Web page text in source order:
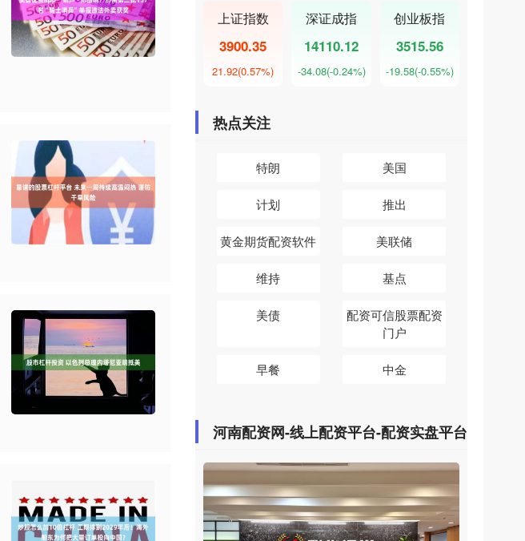
上证指数
3900.35
21.92(0.57%)
深证成指
14110.12
-34.08(-0.24%)
创业板指
3515.56
-19.58(-0.55%)
热点关注
特朗 美国
计划 推出
黄金期货配资软件 美联储
维持 基点
美债
配资可信股票配资
门户
早餐 中金
河南配资网-线上配资平台-配资实盘平台